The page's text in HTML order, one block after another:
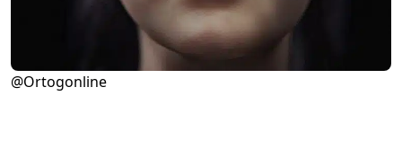
@Ortogonline